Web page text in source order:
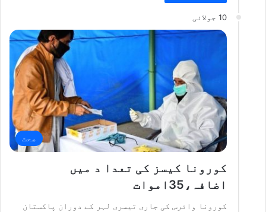
10 جولائی
صحت
کورونا کیسز کی تعدا د میں
اضافہ،35اموات
کورونا وائرس کی جاری تیسری لہر کے دوران پاکستان